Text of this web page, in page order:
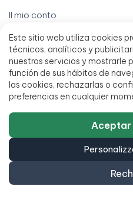
Este sitio web utiliza cookies
técnicos, analíticos y
nuestros servicios y mostrarle
función de sus hábitos de
las cookies, rechazarlas o
preferencias en cualquier
Aceptar
Il mio conto
Scarica la mia fattura
Trova il mio ordine
Termini legali
Condizioni di vendita
Finanziamento fino a 18 mesi